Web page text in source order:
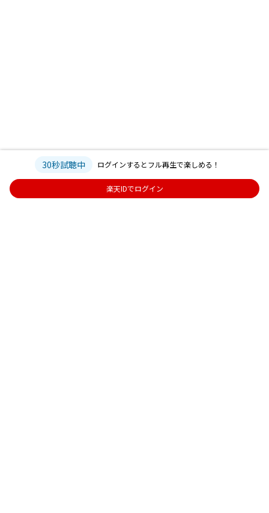
30秒試聴中 ログインするとフル再生で楽しめる！
楽天IDでログイン